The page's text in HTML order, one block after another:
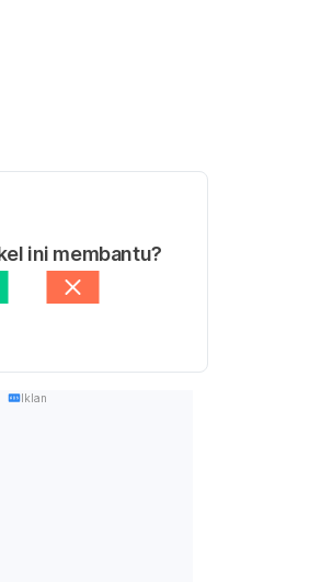
ini membantu?
Iklan